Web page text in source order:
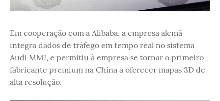
Em cooperação com a Alibaba, a empresa alemã
integra dados de tráfego em tempo real no sistema
Audi MMI, e permitiu à empresa se tornar o primeiro
fabricante premium na China a oferecer mapas 3D de
alta resolução.